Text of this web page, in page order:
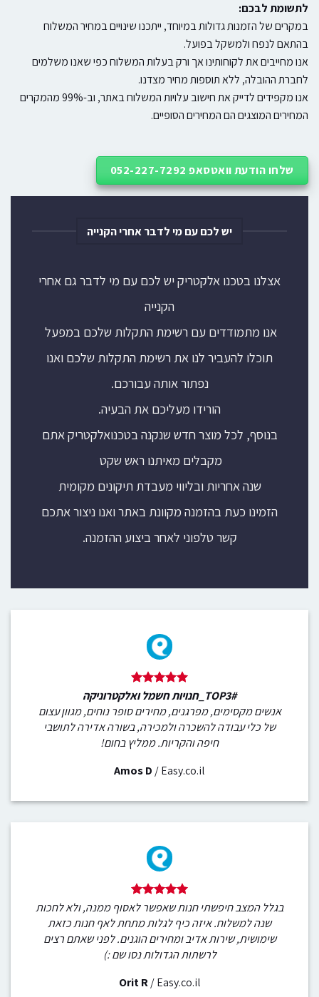
לתשומת לבכם:
במקרים של הזמנות גדולות במיוחד, ייתכנו שינויים במחיר המשלוח
בהתאם לנפח ולמשקל בפועל.
אנו מחייבים את לקוחותינו אך ורק בעלות המשלוח כפי שאנו משלמים
לחברת ההובלה, ללא תוספות מחיר מצדנו.
אנו מקפידים לדייק את חישוב עלויות המשלוח באתר, וב-99% מהמקרים
המחירים המוצגים הם המחירים הסופיים.
שלחו הודעת וואטסאפ 052-227-7292
יש לכם עם מי לדבר אחרי הקנייה
אצלנו בטכנו אלקטריק יש לכם עם מי לדבר גם אחרי
הקנייה
אנו מתמודדים עם רשימת התקלות שלכם במפעל
תוכלו להעביר לנו את רשימת התקלות שלכם ואנו
נפתור אותה עבורכם.
הורידו מעליכם את הבעיה.
בנוסף, לכל מוצר חדש שנקנה בטכנואלקטריק אתם
מקבלים מאיתנו ראש שקט
שנה אחריות ובליווי מעבדת תיקונים מקומית
הזמינו כעת בהזמנה מקוונת באתר ואנו ניצור אתכם
קשר טלפוני לאחר ביצוע ההזמנה.
#TOP3_חנויות חשמל ואלקטרוניקה
אנשים מקסימים, מפרגנים, מחירים סופר נוחים, מגוון עצום
של כלי עבודה להשכרה ולמכירה, בשורה אדירה לתושבי
חיפה והקריות. ממליץ בחום!
Amos D /Easy.co.il
בגלל המצב חיפשתי חנות שאפשר לאסוף ממנה, ולא לחכות
שנה למשלוח. איזה כיף לגלות מתחת לאף חנות כזאת
שימושית, שירות אדיב ומחירים הוגנים. לפני שאתם רצים
לרשתות הגדולות נסו שם :)
Orit R /Easy.co.il